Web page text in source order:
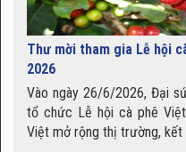
Khoai
Thư mời tham gia Lễ hội
2026
​Vào ngày 26/6/2026, Đại
tổ chức Lễ hội cà phê
Việt mở rộng thị trường, kết